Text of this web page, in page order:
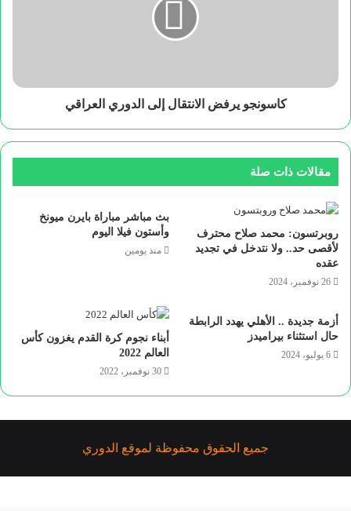
كاسونجو يرفض الانتقال إلى الدوري العراقي
مقالات ذات صلة
روبرتسون: محمد صلاح محترف
لأقصى حد.. ولا نتدخل في تجديد
عقده
26 نوفمبر، 2024
بث مباشر مباراة بايرن ميونخ
وأستون فيلا اليوم
منذ يومين
أزمة جديدة .. الأهلي يهدد الرابطة
حال استثناء بيراميدز
6 يوليو، 2024
أبناء نجوم كرة القدم يغزون كأس
العالم 2022
30 نوفمبر، 2022
جميع الحقوق محفوظة لموقع الدوري